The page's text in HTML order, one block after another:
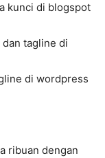
kunci di blogspot
tagline di
di wordpress
ribuan dengan